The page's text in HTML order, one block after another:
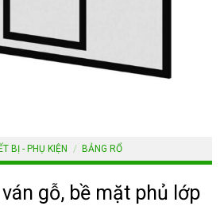
BỊ - PHỤ KIỆN / BẢNG RỔ
gỗ, bề mặt phủ lớp